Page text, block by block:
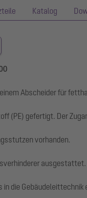
Katalog
Abscheider für
gefertigt. Der
vorhanden.
ausgestattet.
die